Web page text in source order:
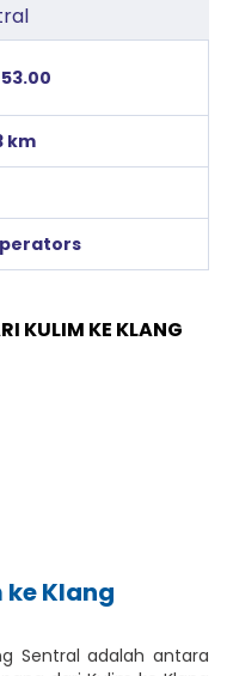
53.00
km
KULIM KE KLANG
ke Klang
Sentral adalah antara